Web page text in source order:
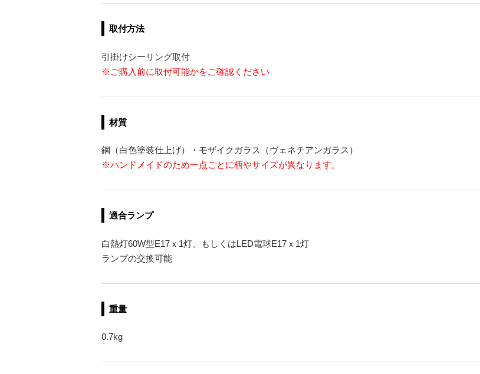
取付方法
引掛けシーリング取付
※ご購入前に取付可能かをご確認ください
材質
鋼（白色塗装仕上げ）・モザイクガラス（ヴェネチアンガラス）
※ハンドメイドのため一点ごとに柄やサイズが異なります。
適合ランプ
白熱灯60W型E17ｘ1灯、もしくはLED電球E17ｘ1灯
ランプの交換可能
重量
0.7kg